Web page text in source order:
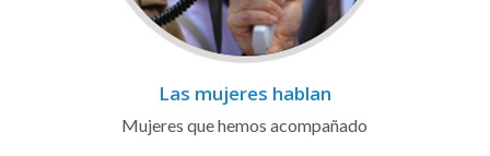
Las mujeres hablan
Mujeres que hemos acompañado